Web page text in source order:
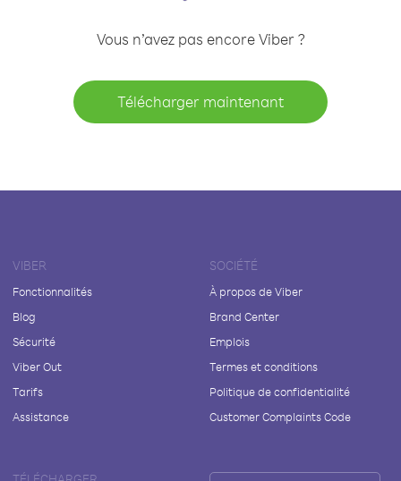
Vous n’avez pas encore Viber ?
Télécharger maintenant
VIBER
Fonctionnalités
Blog
Sécurité
Viber Out
Tarifs
Assistance
SOCIÉTÉ
À propos de Viber
Brand Center
Emplois
Termes et conditions
Politique de confidentialité
Customer Complaints Code